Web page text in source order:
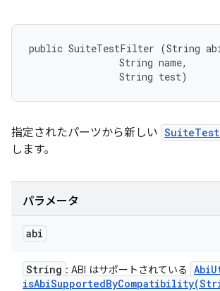
public SuiteTestFilter (String
                String name,
                String test)
指定されたパーツから新しい
します。
パラメータ
abi
String : ABI はサポートされている Abi
isAbiSupportedByCompatibility(